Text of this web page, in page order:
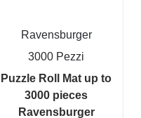
Ravensburger
3000 Pezzi
Puzzle Roll Mat up to
3000 pieces
Ravensburger